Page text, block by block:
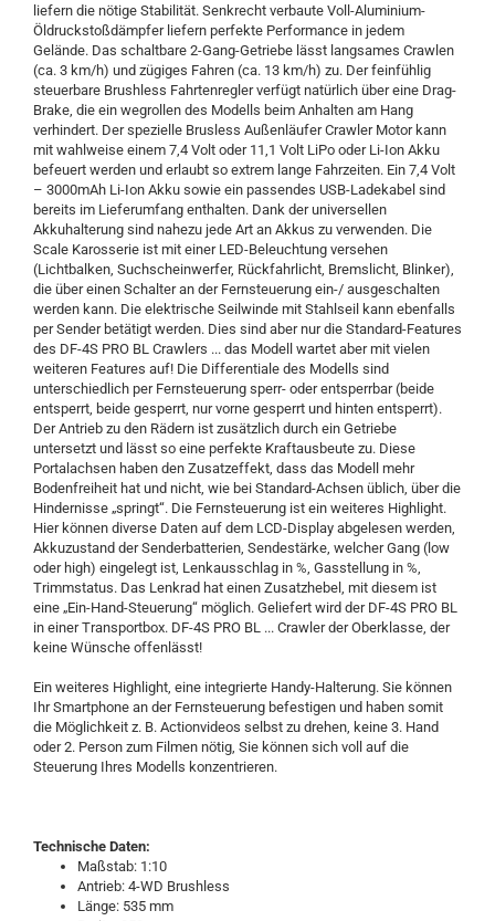
liefern die nötige Stabilität. Senkrecht verbaute Voll-Aluminium-
Öldruckstoßdämpfer liefern perfekte Performance in jedem
Gelände. Das schaltbare 2-Gang-Getriebe lässt langsames Crawlen
(ca. 3 km/h) und zügiges Fahren (ca. 13 km/h) zu. Der feinfühlig
steuerbare Brushless Fahrtenregler verfügt natürlich über eine Drag-
Brake, die ein wegrollen des Modells beim Anhalten am Hang
verhindert. Der spezielle Brusless Außenläufer Crawler Motor kann
mit wahlweise einem 7,4 Volt oder 11,1 Volt LiPo oder Li-Ion Akku
befeuert werden und erlaubt so extrem lange Fahrzeiten. Ein 7,4 Volt
– 3000mAh Li-Ion Akku sowie ein passendes USB-Ladekabel sind
bereits im Lieferumfang enthalten. Dank der universellen
Akkuhalterung sind nahezu jede Art an Akkus zu verwenden. Die
Scale Karosserie ist mit einer LED-Beleuchtung versehen
(Lichtbalken, Suchscheinwerfer, Rückfahrlicht, Bremslicht, Blinker),
die über einen Schalter an der Fernsteuerung ein-/ ausgeschalten
werden kann. Die elektrische Seilwinde mit Stahlseil kann ebenfalls
per Sender betätigt werden. Dies sind aber nur die Standard-Features
des DF-4S PRO BL Crawlers ... das Modell wartet aber mit vielen
weiteren Features auf! Die Differentiale des Modells sind
unterschiedlich per Fernsteuerung sperr- oder entsperrbar (beide
entsperrt, beide gesperrt, nur vorne gesperrt und hinten entsperrt).
Der Antrieb zu den Rädern ist zusätzlich durch ein Getriebe
untersetzt und lässt so eine perfekte Kraftausbeute zu. Diese
Portalachsen haben den Zusatzeffekt, dass das Modell mehr
Bodenfreiheit hat und nicht, wie bei Standard-Achsen üblich, über die
Hindernisse „springt“. Die Fernsteuerung ist ein weiteres Highlight.
Hier können diverse Daten auf dem LCD-Display abgelesen werden,
Akkuzustand der Senderbatterien, Sendestärke, welcher Gang (low
oder high) eingelegt ist, Lenkausschlag in %, Gasstellung in %,
Trimmstatus. Das Lenkrad hat einen Zusatzhebel, mit diesem ist
eine „Ein-Hand-Steuerung“ möglich. Geliefert wird der DF-4S PRO BL
in einer Transportbox. DF-4S PRO BL ... Crawler der Oberklasse, der
keine Wünsche offenlässt!
Ein weiteres Highlight, eine integrierte Handy-Halterung. Sie können
Ihr Smartphone an der Fernsteuerung befestigen und haben somit
die Möglichkeit z. B. Actionvideos selbst zu drehen, keine 3. Hand
oder 2. Person zum Filmen nötig, Sie können sich voll auf die
Steuerung Ihres Modells konzentrieren.
Technische Daten:
Maßstab: 1:10
Antrieb: 4-WD Brushless
Länge: 535 mm